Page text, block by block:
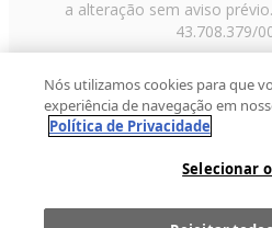
a alteração sem aviso
43.708.379/
Paulo/SP, CEP 02029-001,
2013 Fast Shop - Todos os
Nós utilizamos cookies para que
experiência de navegação em
Política de Privacidade
Selecionar